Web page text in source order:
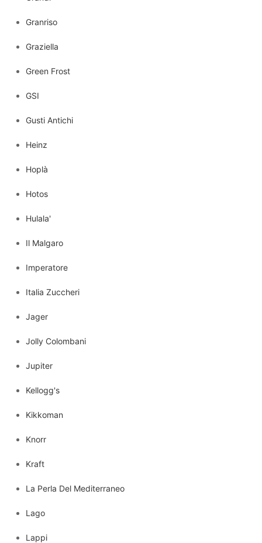
Granriso
Graziella
Green Frost
GSI
Gusti Antichi
Heinz
Hoplà
Hotos
Hulala'
Il Malgaro
Imperatore
Italia Zuccheri
Jager
Jolly Colombani
Jupiter
Kellogg's
Kikkoman
Knorr
Kraft
La Perla Del Mediterraneo
Lago
Lappi